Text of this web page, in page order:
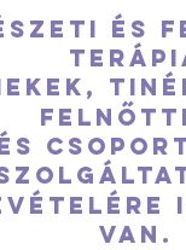
és
van.